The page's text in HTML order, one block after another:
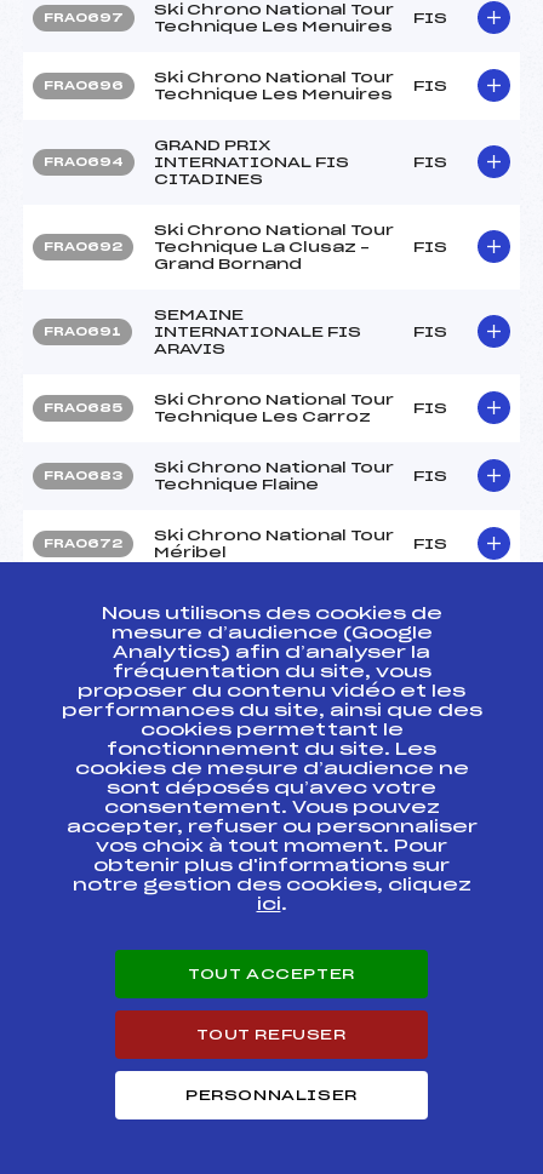
FRA0697
Ski Chrono National Tour
Technique Les Menuires
FIS
FRA0696
Ski Chrono National Tour
Technique Les Menuires
FIS
FRA0694
GRAND PRIX
INTERNATIONAL FIS
CITADINES
FIS
FRA0692
Ski Chrono National Tour
Technique La Clusaz –
Grand Bornand
FIS
FRA0691
SEMAINE
INTERNATIONALE FIS
ARAVIS
FIS
FRA0685
Ski Chrono National Tour
Technique Les Carroz
FIS
FRA0683
Ski Chrono National Tour
Technique Flaine
FIS
FRA0672
Ski Chrono National Tour
Méribel
FIS
FRA0673
Ski Chrono National Tour
U18 Méribel
FIS
FRA0671
Ski Chrono National Tour
U18
FIS
FRA0659
FIS HOMMES SUPER G
COURSE 1
FIS
FRA0660
FIS HOMMES SUPER G
COURSE 2
FIS
FRA0165
COUPE D'EUROPE FIS
SAMSE 2014 SUPER G
FIS
FRA0058 FIS
Ski Chrono NationaI
Tour Vitesse
FIS
Tour Vitesse
Nous utilisons des cookies de
mesure d’audience (Google
Analytics) afin d’analyser la
fréquentation du site, vous
proposer du contenu vidéo et les
performances du site, ainsi que des
cookies permettant le
fonctionnement du site. Les
cookies de mesure d’audience ne
sont déposés qu’avec votre
consentement. Vous pouvez
accepter, refuser ou personnaliser
vos choix à tout moment. Pour
obtenir plus d'informations sur
notre gestion des cookies, cliquez
ici.
TOUT ACCEPTER
TOUT REFUSER
PERSONNALISER